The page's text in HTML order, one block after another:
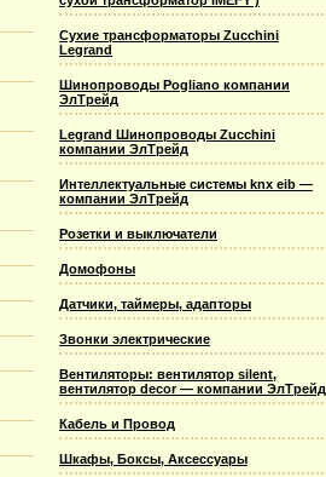
Сухие трансформаторы Zucchini
Legrand
Шинопроводы Pogliano компании
ЭлТрейд
Legrand Шинопроводы Zucchini
компании ЭлТрейд
Интеллектуальные системы knx eib —
компании ЭлТрейд
Розетки и выключатели
Домофоны
Датчики, таймеры, адапторы
Звонки электрические
Вентиляторы: вентилятор silent,
вентилятор decor — компании ЭлТрейд
Кабель и Провод
Шкафы, Боксы, Аксессуары